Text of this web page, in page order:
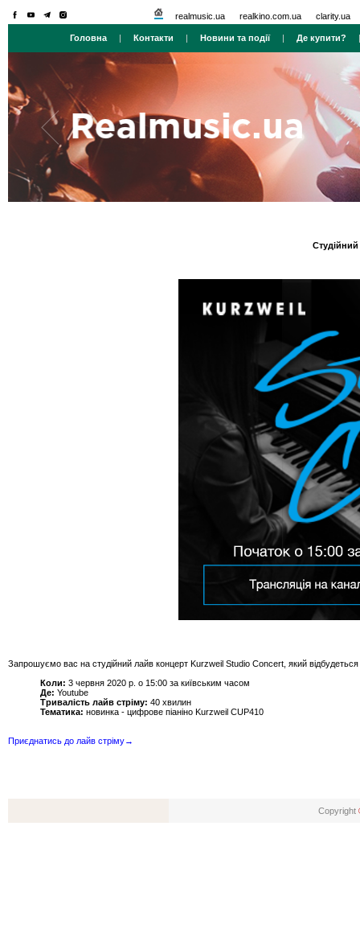
realmusic.ua realkino.com.ua clarity.ua
Головна | Контакти | Новини та події| Де купити?
Запрошуємо вас на студійний лайв концерт Kurzweil Studio Concert, який
Коли: 3 червня 2020 р. о 15:00 за київським часом
Де: Youtube
Тривалість лайв стріму: 40 хвилин
Тематика: новинка - цифрове піаніно Kurzweil CUP410
Приєднатись до лайв стріму→
Copyright